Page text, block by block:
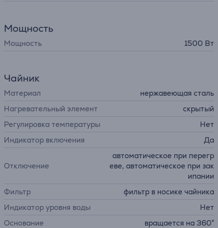
Мощность
Мощность 1500 Вт
Чайник
Материал
нержавеющая сталь
Нагревательный элемент
cкрытый
Регулировка температуры
Нет
Индикатор включения
Да
Отключение
автоматическое при перегр
еве, автоматическое при зак
ипании
Фильтр
фильтр в носике чайника
Индикатор уровня воды
Нет
Основание
вращается на 360°